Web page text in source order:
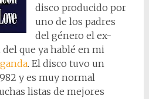
disco producido por
uno de los padres
del género el ex-
que ya hablé en mi
. El disco tuvo un
y es muy normal
listas de mejores